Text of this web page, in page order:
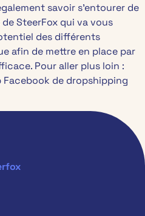
savoir s’entourer de
SteerFox qui va vous
des différents
afin de mettre en place par
Pour aller plus loin :
de dropshipping